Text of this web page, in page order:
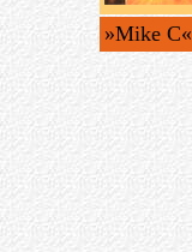
»Mike C«